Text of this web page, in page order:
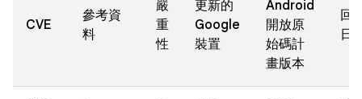
CVE
參考資
料
嚴
重
性
更新的
Google
裝置
Android
開放原
始碼計
畫版本
回
日